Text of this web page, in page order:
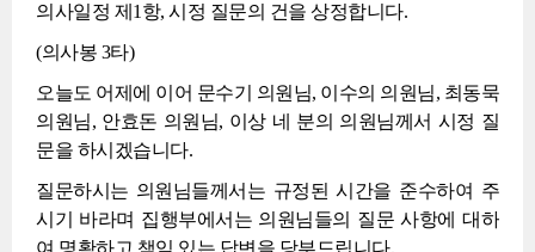
의사일정 제1항, 시정 질문의 건을 상정합니다.
(의사봉 3타)
오늘도 어제에 이어 문수기 의원님, 이수의 의원님, 최동묵
의원님, 안효돈 의원님, 이상 네 분의 의원님께서 시정 질
문을 하시겠습니다.
질문하시는 의원님들께서는 규정된 시간을 준수하여 주
시기 바라며 집행부에서는 의원님들의 질문 사항에 대하
여 명확하고 책임 있는 답변을 당부드립니다.